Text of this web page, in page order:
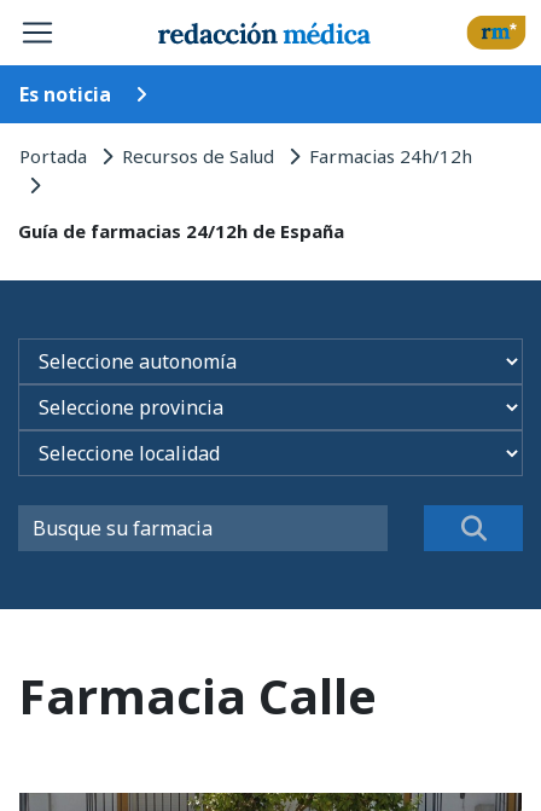
Es noticia
Portada Recursos de Salud Farmacias 24h/12h
Guía de farmacias 24/12h de España
Farmacia Calle